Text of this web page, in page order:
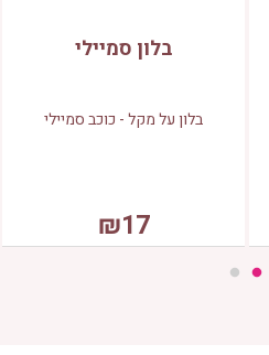
בלון סמיילי
בלון על מקל - כוכב סמיילי
₪17